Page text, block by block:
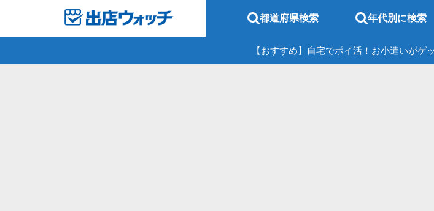
都道府県検索 年代別に検索
【おすすめ】自宅でポイ活！お小遣いがゲ